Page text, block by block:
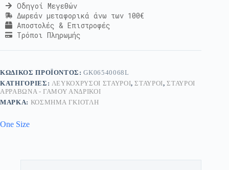
Οδηγοί Μεγεθών
Δωρεάν μεταφορικά άνω των 100€
Αποστολές & Επιστροφές
Τρόποι Πληρωμής
ΚΩΔΙΚΌΣ ΠΡΟΪΌΝΤΟΣ:GK06540068L
ΚΑΤΗΓΟΡΊΕΣ: ΛΕΥΚΌΧΡΥΣΟΙ ΣΤΑΥΡΟΊ,ΣΤΑΥΡΟΊ,ΣΤΑΥΡΟΊ
ΑΡΡΑΒΏΝΑ - ΓΆΜΟΥ ΑΝΔΡΙΚΟΊ
ΜΆΡΚΑ: ΚΟΣΜΗΜΑ ΓΚΙΟΤΛΗ
One Size